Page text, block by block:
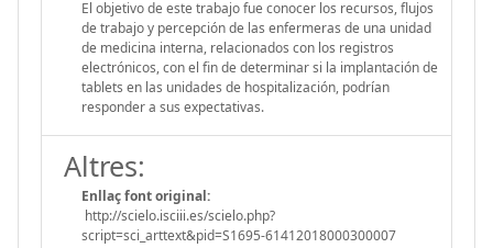
El objetivo de este trabajo fue conocer los recursos, flujos
de trabajo y percepción de las enfermeras de una unidad
de medicina interna, relacionados con los registros
electrónicos, con el fin de determinar si la implantación de
tablets en las unidades de hospitalización, podrían
responder a sus expectativas.
Altres:
Enllaç font original:
http://scielo.isciii.es/scielo.php?
script=sci_arttext&pid=S1695-61412018000300007